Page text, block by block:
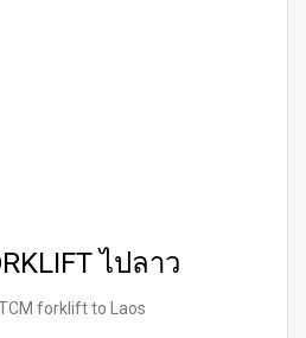
ไปลาว
forklift to Laos